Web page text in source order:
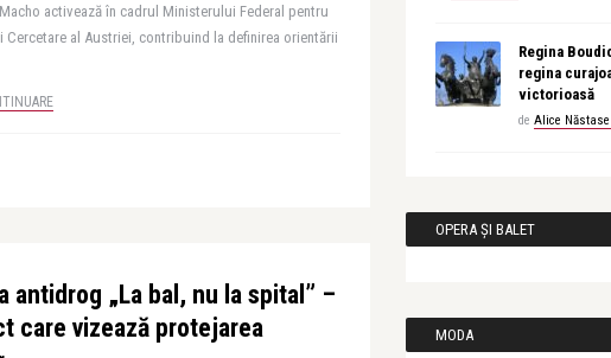
activează în cadrul Ministerului Federal pentru
Cercetare al Austriei, contribuind la definirea orientării
antidrog „La bal, nu la spital” –
care vizează protejarea
Regina
regina
victorioasă
de Alice
OPERA ȘI BALET
MODA